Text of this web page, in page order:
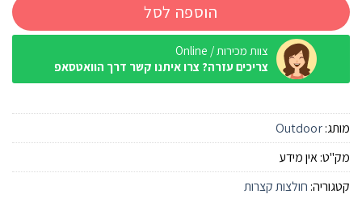
הוספה לסל
צוות מכירות / Online
צריכים עזרה? צרו איתנו קשר דרך הוואטסאפ
מותג:Outdoor
מק"ט:אין מידע
קטגוריה: חולצות קצרות